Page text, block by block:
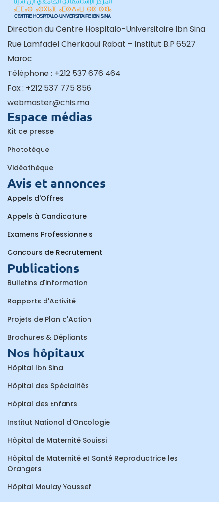
Direction du Centre Hospitalo-Universitaire Ibn Sina
Rue Lamfadel Cherkaoui Rabat – Institut B.P 6527
Maroc
Téléphone : +212 537 676 464
Fax : +212 537 775 856
webmaster@chis.ma
Espace médias
Kit de presse
Phototèque
Vidéothèque
Avis et annonces
Appels d'Offres
Appels à Candidature
Examens Professionnels
Concours de Recrutement
Publications
Bulletins d'information
Rapports d'Activité
Projets de Plan d'Action
Brochures & Dépliants
Nos hôpitaux
Hôpital Ibn Sina
Hôpital des Spécialités
Hôpital des Enfants
Institut National d’Oncologie
Hôpital de Maternité Souissi
Hôpital de Maternité et Santé Reproductrice les
Orangers
Hôpital Moulay Youssef
Centre de Consultations et de Traitements Dentaires